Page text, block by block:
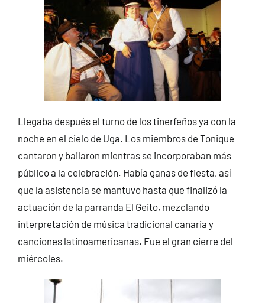
Llegaba después el turno de los tinerfeños ya con la
noche en el cielo de Uga. Los miembros de Tonique
cantaron y bailaron mientras se incorporaban más
público a la celebración. Había ganas de fiesta, así
que la asistencia se mantuvo hasta que finalizó la
actuación de la parranda El Geito, mezclando
interpretación de música tradicional canaria y
canciones latinoamericanas. Fue el gran cierre del
miércoles.